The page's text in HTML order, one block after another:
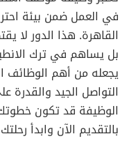
في العمل ضمن بيئة
القاهرة. هذا الدور لا
بل يساهم في ترك
يجعله من أهم الوظائف
التواصل الجيد والقدرة
الوظيفة قد تكون خطوتك
بالتقديم الآن وابدأ